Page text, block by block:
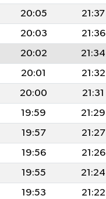
20:05
21:37
20:03
21:36
20:02
21:34
20:01
21:32
20:00
21:31
19:59
21:29
19:57
21:27
19:56
21:26
19:55
21:24
19:53
21:22